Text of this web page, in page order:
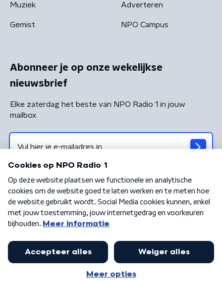
Muziek
Gemist
Adverteren
NPO Campus
Abonneer je op onze wekelijkse
nieuwsbrief
Elke zaterdag het beste van NPO Radio 1 in jouw
mailbox
Algemene voorwaarden